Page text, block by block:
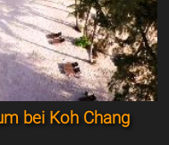
bei Koh Chang